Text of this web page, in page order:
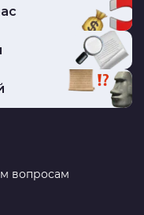
вопросам